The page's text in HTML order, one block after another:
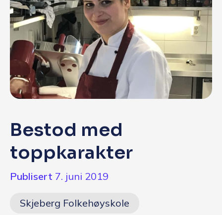
Kontakt
Valgfag
Siste nytt
Q&A
English
Bestod med
toppkarakter
Publisert 7. juni 2019
Skjeberg Folkehøyskole